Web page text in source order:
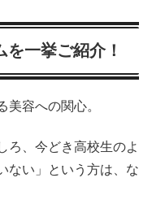
一挙ご紹介！
美容への関心。
ろ、今どき高校生のよ
ない」という方は、な